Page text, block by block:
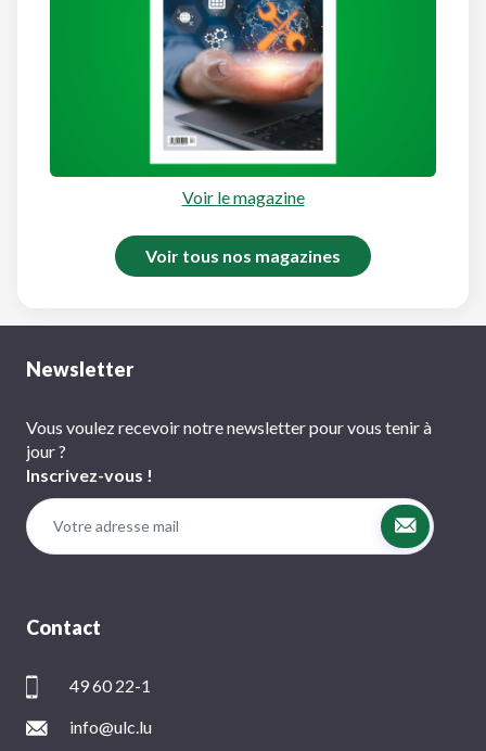
Voir le magazine
Voir tous nos magazines
Newsletter
Vous voulez recevoir notre newsletter pour vous tenir à
jour ?
Inscrivez-vous !
Contact
49 60 22-1
info@ulc.lu